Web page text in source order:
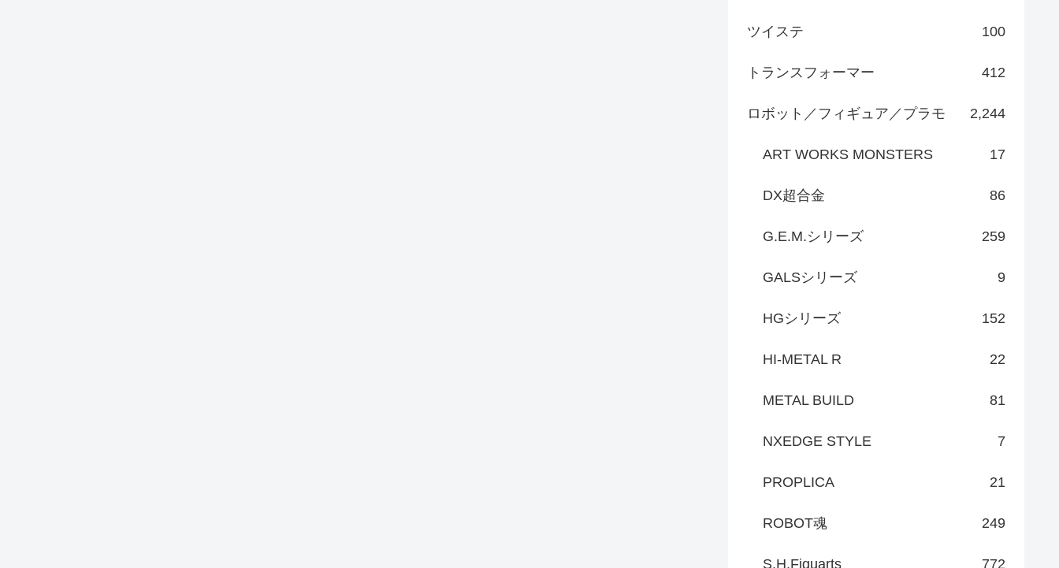
ツイステ 100
トランスフォーマー 412
ロボット／フィギュア／プラモ 2,244
ART WORKS MONSTERS 17
DX超合金 86
G.E.M.シリーズ 259
GALSシリーズ 9
HGシリーズ 152
HI-METAL R 22
METAL BUILD 81
NXEDGE STYLE 7
PROPLICA 21
ROBOT魂 249
S.H.Figuarts 772